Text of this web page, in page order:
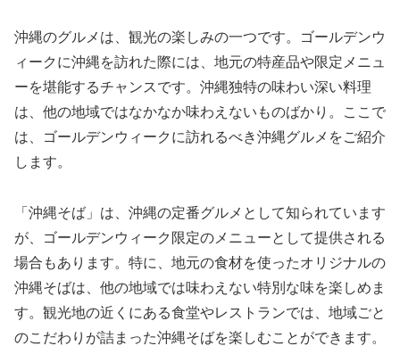
沖縄のグルメは、観光の楽しみの一つです。ゴールデンウ
ィークに沖縄を訪れた際には、地元の特産品や限定メニュ
ーを堪能するチャンスです。沖縄独特の味わい深い料理
は、他の地域ではなかなか味わえないものばかり。ここで
は、ゴールデンウィークに訪れるべき沖縄グルメをご紹介
します。
「沖縄そば」は、沖縄の定番グルメとして知られています
が、ゴールデンウィーク限定のメニューとして提供される
場合もあります。特に、地元の食材を使ったオリジナルの
沖縄そばは、他の地域では味わえない特別な味を楽しめま
す。観光地の近くにある食堂やレストランでは、地域ごと
のこだわりが詰まった沖縄そばを楽しむことができます。